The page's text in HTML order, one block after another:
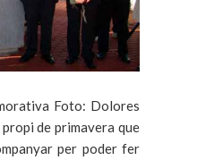
Foto: Dolores
de primavera que
per poder fer